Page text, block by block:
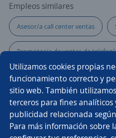
Utilizamos cookies propias
funcionamiento correcto y
sitio web. También
terceros para fines analíticos
publicidad relacionada
Para más información sobre
Empleos similares
Asesor/a call center ventas
Promotor/a de ventas de
Supervisor/a Auxiliar de
Promotor/a asesor de venta
Analista de datos Asesor/a
Buscar es más